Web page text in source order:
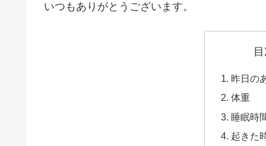
いつもありがとうございます。
昨日の
体重
睡眠時
起きた